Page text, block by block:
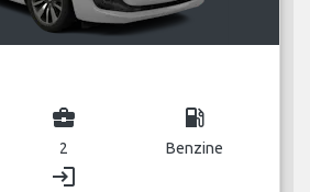
business_center
2
local_gas_station
Benzine
login